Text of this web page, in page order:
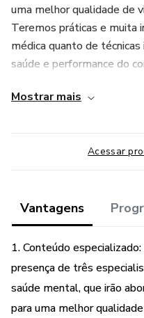
uma melhor qualidade de
Teremos práticas e muita
médica quanto de
saúde e performance do
pela primeira vez vão levar
Mostrar mais
Acessar
Vantagens
1. Conteúdo
presença de três
saúde mental, que irão
para uma melhor